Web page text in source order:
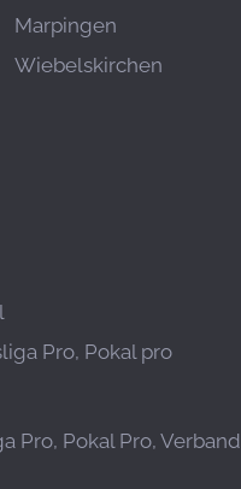
Marpingen
Wiebelskirchen
Pro, Pokal pro
Pro, Pokal Pro,